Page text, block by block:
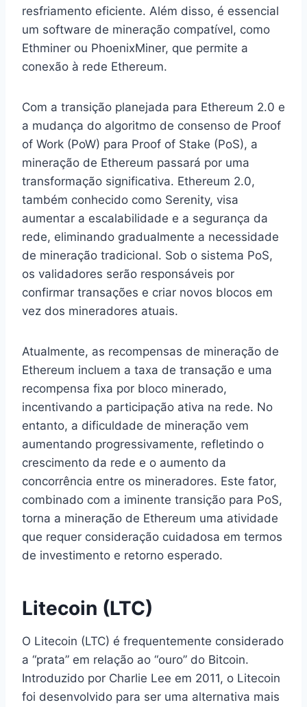
resfriamento eficiente. Além disso, é essencial
um software de mineração compatível, como
Ethminer ou PhoenixMiner, que permite a
conexão à rede Ethereum.
Com a transição planejada para Ethereum 2.0 e
a mudança do algoritmo de consenso de Proof
of Work (PoW) para Proof of Stake (PoS), a
mineração de Ethereum passará por uma
transformação significativa. Ethereum 2.0,
também conhecido como Serenity, visa
aumentar a escalabilidade e a segurança da
rede, eliminando gradualmente a necessidade
de mineração tradicional. Sob o sistema PoS,
os validadores serão responsáveis por
confirmar transações e criar novos blocos em
vez dos mineradores atuais.
Atualmente, as recompensas de mineração de
Ethereum incluem a taxa de transação e uma
recompensa fixa por bloco minerado,
incentivando a participação ativa na rede. No
entanto, a dificuldade de mineração vem
aumentando progressivamente, refletindo o
crescimento da rede e o aumento da
concorrência entre os mineradores. Este fator,
combinado com a iminente transição para PoS,
torna a mineração de Ethereum uma atividade
que requer consideração cuidadosa em termos
de investimento e retorno esperado.
Litecoin (LTC)
O Litecoin (LTC) é frequentemente considerado
a “prata” em relação ao “ouro” do Bitcoin.
Introduzido por Charlie Lee em 2011, o Litecoin
foi desenvolvido para ser uma alternativa mais